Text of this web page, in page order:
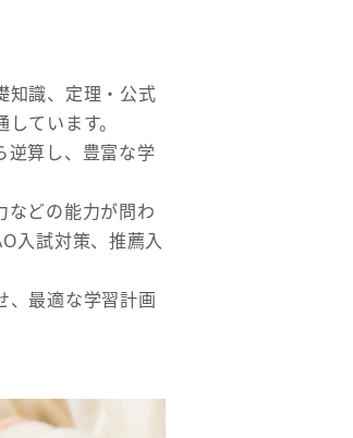
知識、定理・公式
ています。
逆算し、豊富な学
などの能力が問わ
入試対策、推薦入
、最適な学習計画